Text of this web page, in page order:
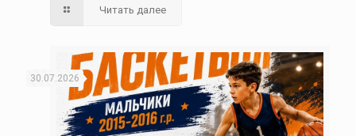
Читать далее
30.07.2026